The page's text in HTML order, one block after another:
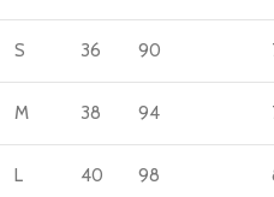
S 36 90
M 38 94
L 40 98